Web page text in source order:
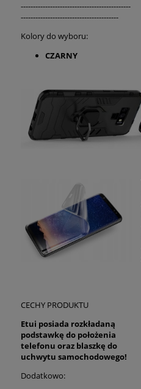
---------------------------------------------
----------------------------------------
Kolory do wyboru:
CZARNY
CECHY PRODUKTU
Etui posiada rozkładaną
podstawkę do położenia
telefonu oraz blaszkę do
uchwytu samochodowego!
Dodatkowo: